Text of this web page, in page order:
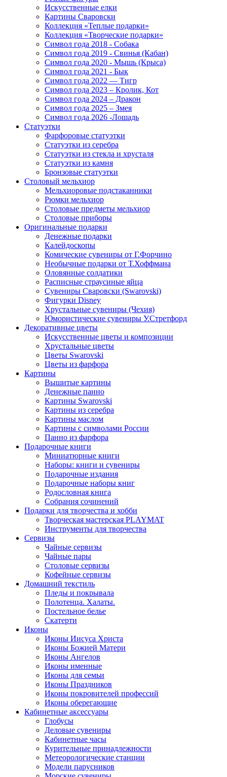
Искусственные елки
Картины Сваровски
Коллекция «Теплые подарки»
Коллекция «Творческие подарки»
Символ года 2018 - Собака
Символ года 2019 - Свинья (Кабан)
Символ года 2020 - Мышь (Крыса)
Символ года 2021 - Бык
Символ года 2022 — Тигр
Символ года 2023 – Кролик, Кот
Символ года 2024 – Дракон
Символ года 2025 – Змея
Символ года 2026 -Лошадь
Статуэтки
Фарфоровые статуэтки
Статуэтки из серебра
Статуэтки из стекла и хрусталя
Статуэтки из камня
Бронзовые статуэтки
Столовый мельхиор
Мельхиоровые подстаканники
Рюмки мельхиор
Столовые предметы мельхиор
Столовые приборы
Оригинальные подарки
Денежные подарки
Калейдоскопы
Комические сувениры от Г.Форчино
Необычные подарки от Т.Хоффмана
Оловянные солдатики
Расписные страусиные яйца
Сувениры Сваровски (Swarovski)
Фигурки Disney
Хрустальные сувениры (Чехия)
Юмористические сувениры У.Стретфорд
Декоративные цветы
Искусственные цветы и композиции
Хрустальные цветы
Цветы Swarovski
Цветы из фарфора
Картины
Вышитые картины
Денежные панно
Картины Swarovski
Картины из серебра
Картины маслом
Картины с символами России
Панно из фарфора
Подарочные книги
Миниатюрные книги
Наборы: книги и сувениры
Подарочные издания
Подарочные наборы книг
Родословная книга
Собрания сочинений
Подарки для творчества и хобби
Творческая мастерская PLAYMAT
Инструменты для творчества
Cервизы
Чайные сервизы
Чайные пары
Столовые сервизы
Кофейные сервизы
Домашний текстиль
Пледы и покрывала
Полотенца. Халаты.
Постельное белье
Скатерти
Иконы
Иконы Иисуса Христа
Иконы Божией Матери
Иконы Ангелов
Иконы именные
Иконы для семьи
Иконы Праздников
Иконы покровителей профессий
Иконы оберегающие
Кабинетные аксессуары
Глобусы
Деловые сувениры
Кабинетные часы
Курительные принадлежности
Метеорологические станции
Модели парусников